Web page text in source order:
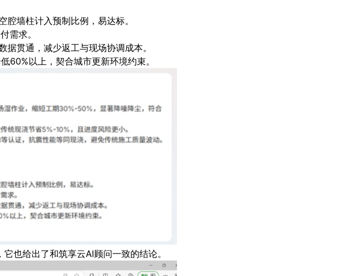
墙柱计入预制比例，易达标。
需求。
贯通，减少返工与现场协调成本。
60%以上，契合城市更新环境约束。
也给出了和筑享云AI顾问一致的结论。